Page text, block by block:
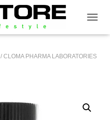
/ CLOMA PHARMA LABORATORIES